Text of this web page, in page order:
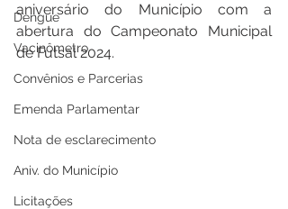
Dengue
Vacinômetro
Convênios e Parcerias
Emenda Parlamentar
Nota de esclarecimento
Aniv. do Município
Licitações
aniversário do Município com a
abertura do Campeonato Municipal
de Futsal 2024.